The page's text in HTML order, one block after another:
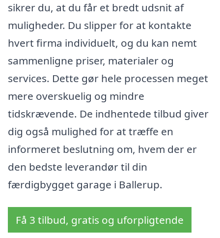
sikrer du, at du får et bredt udsnit af
muligheder. Du slipper for at kontakte
hvert firma individuelt, og du kan nemt
sammenligne priser, materialer og
services. Dette gør hele processen meget
mere overskuelig og mindre
tidskrævende. De indhentede tilbud giver
dig også mulighed for at træffe en
informeret beslutning om, hvem der er
den bedste leverandør til din
færdigbygget garage i Ballerup.
Få 3 tilbud, gratis og uforpligtende